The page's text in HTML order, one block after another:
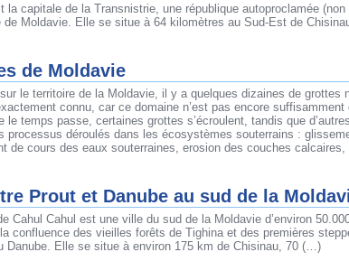
la capitale de la Transnistrie, une république autoproclamée
de Moldavie. Elle se situe à 64 kilomètres au Sud-Est de
de Moldavie
le territoire de la Moldavie, il y a quelques dizaines de grottes
connu, car ce domaine n’est pas encore
le temps passe, certaines grottes s’écroulent, tandis que
processus déroulés dans les écosystèmes souterrains :
de cours des eaux souterraines, erosion des couches calcaires,
Prout et Danube au sud de la
Cahul Cahul est une ville du sud de la Moldavie d’environ
confluence des vieilles forêts de Tighina et des premières
Danube. Elle se situe à environ 175 km de Chisinau, 70 (…)